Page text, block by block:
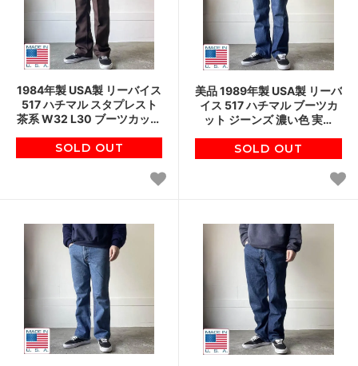
1984年製 USA製 リーバイス
517 ハチマル スタプレスト
茶系 W32 L30 ブーツカット
ンテージ D153
SOLD OUT
美品 1989年製 USA製 リーバ
イス 517 ハチマル ブーツカ
ット ジーンズ 濃い色 実寸
ビンテージ D153
SOLD OUT